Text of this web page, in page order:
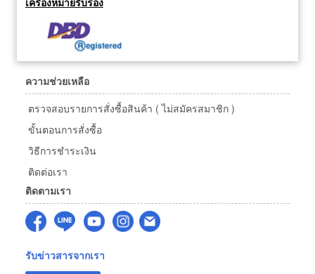
ความช่วยเหลือ
ตรวจสอบรายการสั่งซื้อสินค้า ( ไม่สมัครสมาชิก )
ขั้นตอนการสั่งซื้อ
วิธีการชำระเงิน
ติดต่อเรา
ติดตามเรา
รับข่าวสารจากเรา